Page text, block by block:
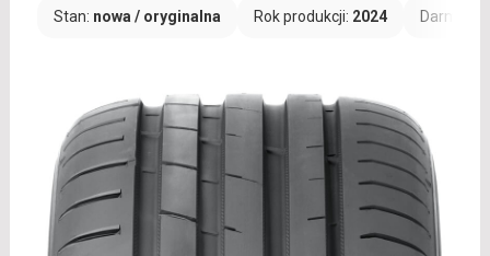
Stan: nowa / oryginalna Rok produkcji: 2024